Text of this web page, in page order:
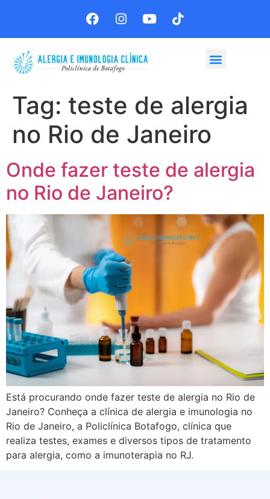
Tag: teste de alergia
no Rio de Janeiro
Onde fazer teste de alergia
no Rio de Janeiro?
Está procurando onde fazer teste de alergia no Rio de
Janeiro? Conheça a clínica de alergia e imunologia no
Rio de Janeiro, a Policlínica Botafogo, clínica que
realiza testes, exames e diversos tipos de tratamento
para alergia, como a imunoterapia no RJ.